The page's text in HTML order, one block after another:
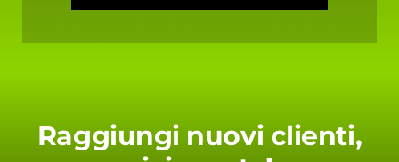
Raggiungi nuovi clienti,